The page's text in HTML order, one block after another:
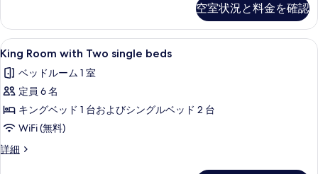
べ
て
の
写
真
を
表
示
extra
single
bed
詳
細
空室状況と料金を確認
King
Room
with
Two
single
beds
の
King Room with Two single beds |
21
King Room with Two single beds
ベッドルーム 1 室
定員 6 名
キングベッド 1 台およびシングルベッド 2 台
WiFi (無料)
詳細
King